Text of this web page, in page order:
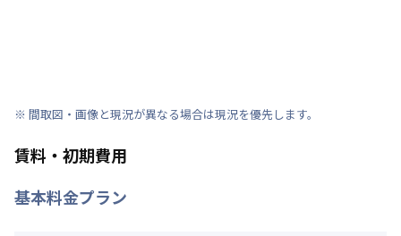
※ 間取図・画像と現況が異なる場合は現況を優先します。
賃料・初期費用
基本料金プラン